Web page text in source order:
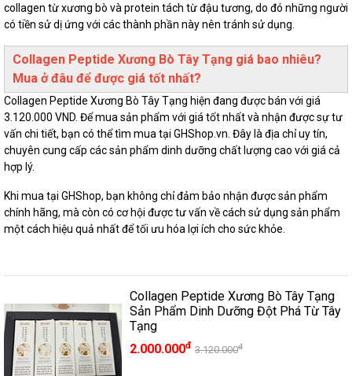
collagen từ xương bò và protein tách từ đậu tương, do đó những người
có tiền sử dị ứng với các thành phần này nên tránh sử dụng.
Collagen Peptide Xương Bò Tây Tạng giá bao nhiêu?
Mua ở đâu để được giá tốt nhất?
Collagen Peptide Xương Bò Tây Tạng hiện đang được bán với giá
3.120.000 VND. Để mua sản phẩm với giá tốt nhất và nhận được sự tư
vấn chi tiết, bạn có thể tìm mua tại GHShop.vn. Đây là địa chỉ uy tín,
chuyên cung cấp các sản phẩm dinh dưỡng chất lượng cao với giá cả
hợp lý.
Khi mua tại GHShop, bạn không chỉ đảm bảo nhận được sản phẩm
chính hãng, mà còn có cơ hội được tư vấn về cách sử dụng sản phẩm
một cách hiệu quả nhất để tối ưu hóa lợi ích cho sức khỏe.
Collagen Peptide Xương Bò Tây Tạng
Sản Phẩm Dinh Dưỡng Đột Phá Từ Tây
Tạng
2.000.000đ 3.120.000đ